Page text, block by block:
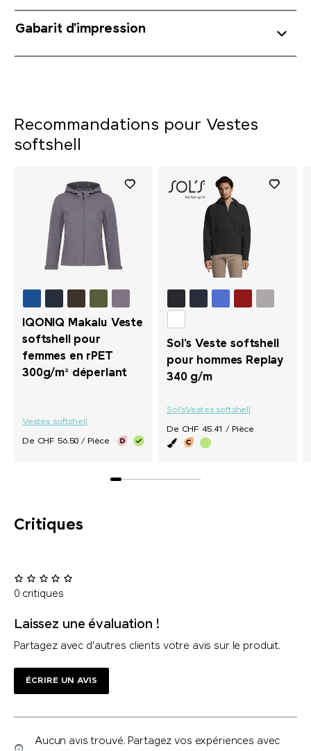
Gabarit d'impression
Recommandations pour Vestes
softshell
IQONIQ Makalu Veste
softshell pour
femmes en rPET
300g/m² déperlant
Vestes softshell
De CHF 56.50 / Pièce
Sol's Veste softshell
pour hommes Replay
340 g/m
Sol'sVestes softshell
De CHF 45.41 / Pièce
Critiques
0 critiques
Laissez une évaluation !
Partagez avec d'autres clients votre avis sur le produit.
ÉCRIRE UN AVIS
Aucun avis trouvé. Partagez vos expériences avec